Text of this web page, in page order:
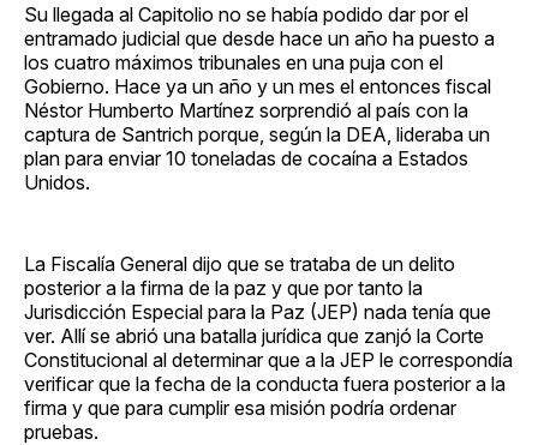
Su llegada al Capitolio no se había podido dar por el
entramado judicial que desde hace un año ha puesto a
los cuatro máximos tribunales en una puja con el
Gobierno. Hace ya un año y un mes el entonces fiscal
Néstor Humberto Martínez sorprendió al país con la
captura de Santrich porque, según la DEA, lideraba un
plan para enviar 10 toneladas de cocaína a Estados
Unidos.
La Fiscalía General dijo que se trataba de un delito
posterior a la firma de la paz y que por tanto la
Jurisdicción Especial para la Paz (JEP) nada tenía que
ver. Allí se abrió una batalla jurídica que zanjó la Corte
Constitucional al determinar que a la JEP le correspondía
verificar que la fecha de la conducta fuera posterior a la
firma y que para cumplir esa misión podría ordenar
pruebas.